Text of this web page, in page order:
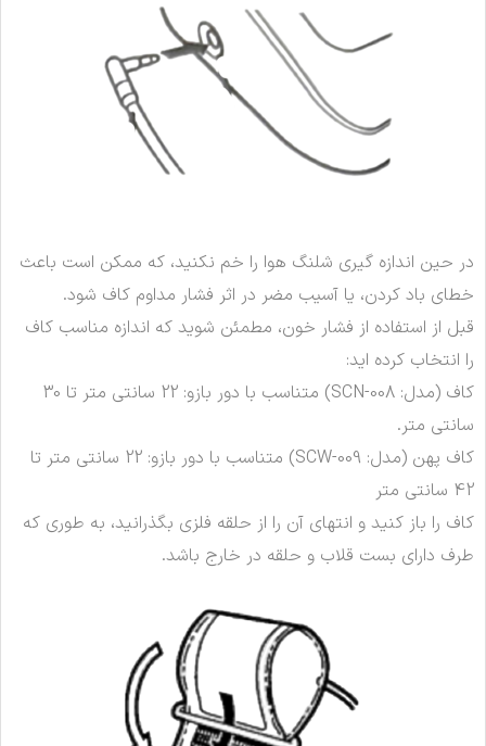
در حین اندازه گیری شلنگ هوا را خم نکنید، که ممکن است باعث
خطای باد کردن، یا آسیب مضر در اثر فشار مداوم کاف شود.
قبل از استفاده از فشار خون، مطمئن شوید که اندازه مناسب کاف
را انتخاب کرده اید:
کاف (مدل: SCN-008) متناسب با دور بازو: 22 سانتی متر تا 30
سانتی متر.
کاف پهن (مدل: SCW-009) متناسب با دور بازو: 22 سانتی متر تا
42 سانتی متر
کاف را باز کنید و انتهای آن را از حلقه فلزی بگذرانید، به طوری که
طرف دارای بست قلاب و حلقه در خارج باشد.